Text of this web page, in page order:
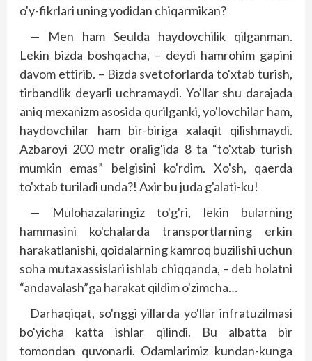
o'y-fikrlari uning yodidan chiqarmikan?
— Men ham Seulda haydovchilik qilganman.
Lekin bizda boshqacha, – dey­di hamrohim gapini
davom ettirib. – Bizda svetoforlarda to'xtab turish,
tirbandlik deyarli uchramaydi. Yo'llar shu darajada
aniq mexanizm asosida qurilganki, yo'lovchilar ham,
haydovchilar ham bir-biriga xalaqit qilishmaydi.
Azbaroyi 200 metr oralig'ida 8 ta “to'xtab turish
mumkin emas” belgisini ko'rdim. Xo'sh, qaerda
to'xtab turiladi unda?! Axir bu juda g'alati-ku!
— Mulohazalaringiz to'g'ri, lekin bularning
hammasini ko'chalarda transportlarning erkin
harakatlanishi, qoidalarning kamroq buzilishi uchun
soha mutaxassislari ishlab chiqqanda, – deb holatni
“andavalash”ga harakat qildim o'zimcha…
Darhaqiqat, so'nggi yillarda yo'llar infratuzilmasi
bo'yicha katta ishlar qilindi. Bu albatta bir
tomondan quvonarli. Odamlarimiz kundan-kunga